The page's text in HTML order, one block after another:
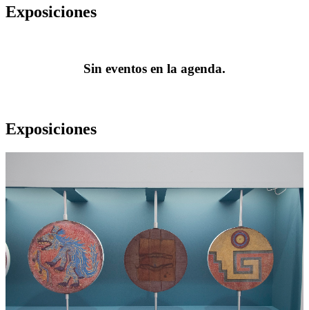
Exposiciones
Sin eventos en la agenda.
Exposiciones